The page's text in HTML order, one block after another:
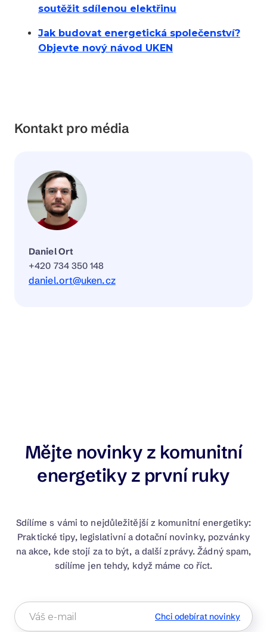
soutěžit sdílenou elektřinu
Jak budovat energetická společenství?
Objevte nový návod UKEN
Kontakt pro média
Daniel Ort
+420 734 350 148
daniel.ort@uken.cz
Mějte novinky z komunitní
energetiky z první ruky
Sdílíme s vámi to nejdůležitější z komunitní energetiky:
Praktické tipy, legislativní a dotační novinky, pozvánky
na akce, kde stojí za to být, a další zprávy. Žádný spam,
sdílíme jen tehdy, když máme co říct.